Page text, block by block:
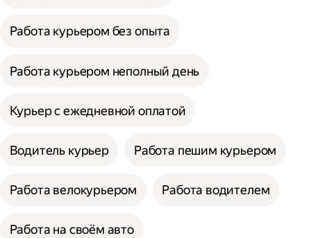
Работа курьером без опыта
Работа курьером неполный день
Курьер с ежедневной оплатой
Водитель курьер Работа пешим курьером
Работа велокурьером Работа водителем
Работа на своём авто